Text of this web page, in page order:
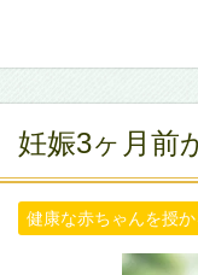
妊娠3ヶ月前
健康な赤ちゃんを授